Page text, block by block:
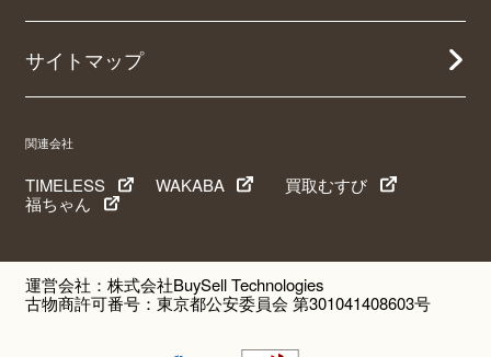
サイトマップ
関連会社
TIMELESS WAKABA
買取むすび
福ちゃん
運営会社：株式会社BuySell Technologies
古物商許可番号：東京都公安委員会 第301041408603号